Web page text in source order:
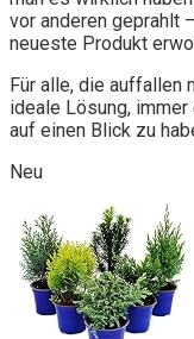
vor anderen geprahlt
neueste Produkt
Für alle, die auffallen
ideale Lösung,
auf einen Blick zu
Neu